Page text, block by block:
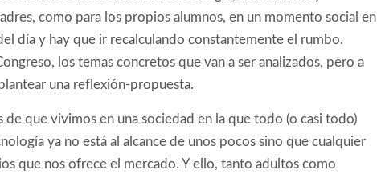
como para los propios alumnos, en un momento social en
día y hay que ir recalculando constantemente el rumbo.
los temas concretos que van a ser analizados, pero a
una reflexión-propuesta.
de que vivimos en una sociedad en la que todo (o casi todo)
ya no está al alcance de unos pocos sino que cualquier
que nos ofrece el mercado. Y ello, tanto adultos como